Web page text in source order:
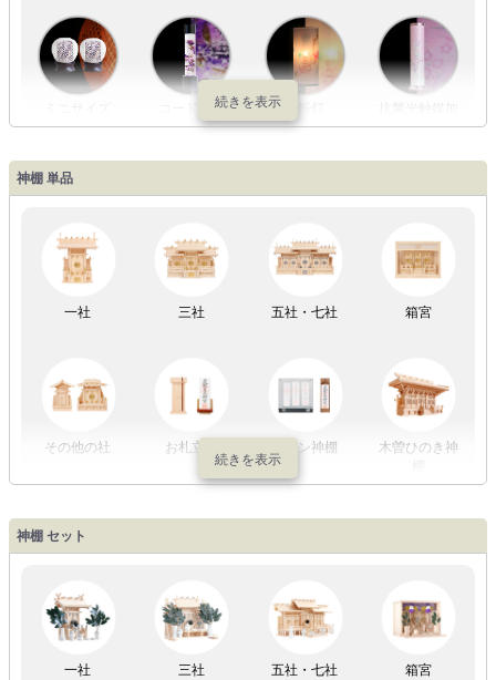
コードレス
工
LED灯 七色LED灯 和紙・絹製 木・竹製
初盆セット 贈るセット 盆提灯単品 一対セット
盆提灯一万円
以内
～2万円
～3万円
以上
神棚 単品
一社 三社 五社・七社 箱宮
その他の社 お札立て モダン神棚
木曽ひのき神
神棚 セット
一社 三社 五社・七社 箱宮